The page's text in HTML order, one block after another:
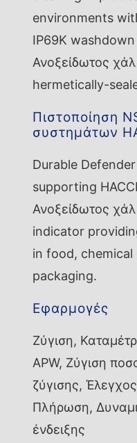
environments
IP69K
Ανοξείδωτος
hermetically-
Πιστοποίηση
συστημάτων
Durable
supporting
Ανοξείδωτος
indicator
in food, chemical
packaging.
Εφαρμογές
Ζύγιση,
APW, Ζύγιση
ζύγισης,
Πλήρωση,
ένδειξης